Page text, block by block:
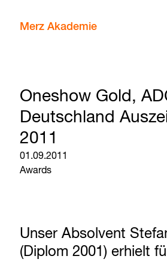
Merz Akademie
Oneshow Gold,
Deutschland
2011
01.09.2011
Awards
Unser Absolvent
(Diplom 2001) erhielt